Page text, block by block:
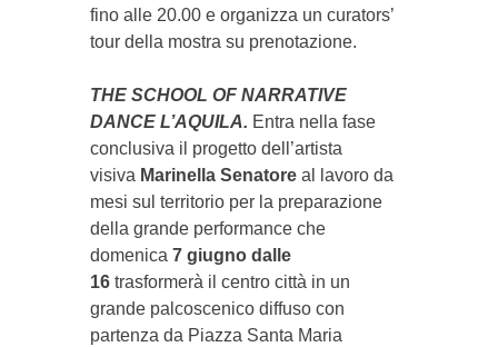
fino alle 20.00 e organizza un curators’
tour della mostra su prenotazione.
THE SCHOOL OF NARRATIVE
DANCE L’AQUILA. Entra nella fase
conclusiva il progetto dell’artista
visiva Marinella Senatoreal lavoro da
mesi sul territorio per la preparazione
della grande performance che
domenica 7 giugno dalle
16trasformerà il centro città in un
grande palcoscenico diffuso con
partenza da Piazza Santa Maria